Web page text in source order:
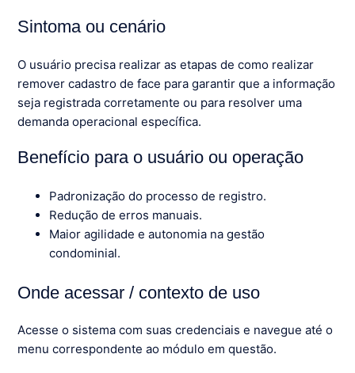
Sintoma ou cenário
O usuário precisa realizar as etapas de como realizar
remover cadastro de face para garantir que a informação
seja registrada corretamente ou para resolver uma
demanda operacional específica.
Benefício para o usuário ou operação
Padronização do processo de registro.
Redução de erros manuais.
Maior agilidade e autonomia na gestão
condominial.
Onde acessar / contexto de uso
Acesse o sistema com suas credenciais e navegue até o
menu correspondente ao módulo em questão.